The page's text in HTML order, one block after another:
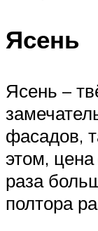
Ясень
Ясень –
фасадов,
этом,
раза
полтора